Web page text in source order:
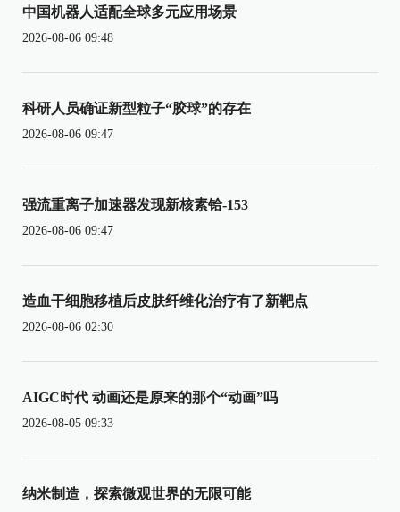
中国机器人适配全球多元应用场景
2026-08-06 09:48
科研人员确证新型粒子“胶球”的存在
2026-08-06 09:47
强流重离子加速器发现新核素铪-153
2026-08-06 09:47
造血干细胞移植后皮肤纤维化治疗有了新靶点
2026-08-06 02:30
AIGC时代 动画还是原来的那个“动画”吗
2026-08-05 09:33
纳米制造，探索微观世界的无限可能